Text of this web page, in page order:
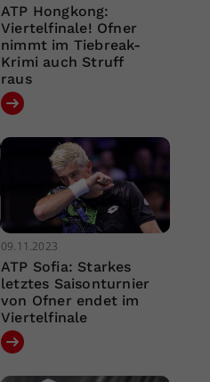
ATP Hongkong:
Viertelfinale! Ofner
nimmt im Tiebreak-
Krimi auch Struff
raus
09.11.2023
ATP Sofia: Starkes
letztes Saisonturnier
von Ofner endet im
Viertelfinale